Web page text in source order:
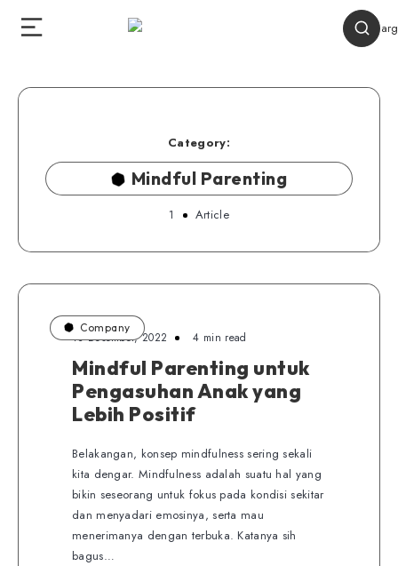
Category:
Mindful Parenting
1 Article
Company
13 Desember, 2022 4 min read
Mindful Parenting untuk
Pengasuhan Anak yang
Lebih Positif
Belakangan, konsep mindfulness sering sekali
kita dengar. Mindfulness adalah suatu hal yang
bikin seseorang untuk fokus pada kondisi sekitar
dan menyadari emosinya, serta mau
menerimanya dengan terbuka. Katanya sih
bagus…